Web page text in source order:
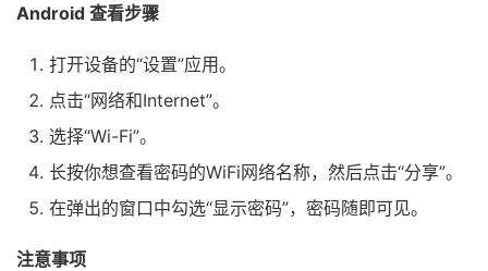
Android 查看步骤
打开设备的“设置”应用。
点击“网络和Internet”。
选择“Wi-Fi”。
长按你想查看密码的WiFi网络名称，然后点击“分享”。
在弹出的窗口中勾选“显示密码”，密码随即可见。
注意事项